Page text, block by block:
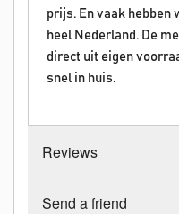
prijs. En vaak hebben
heel Nederland. De
direct uit eigen
snel in huis.
Reviews
Send a friend